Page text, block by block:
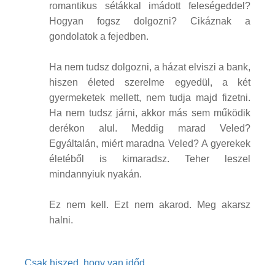
romantikus sétákkal imádott feleségeddel?
Hogyan fogsz dolgozni? Cikáznak a
gondolatok a fejedben.
Ha nem tudsz dolgozni, a házat elviszi a bank,
hiszen életed szerelme egyedül, a két
gyermeketek mellett, nem tudja majd fizetni.
Ha nem tudsz járni, akkor más sem működik
derékon alul. Meddig marad Veled?
Egyáltalán, miért maradna Veled? A gyerekek
életéből is kimaradsz. Teher leszel
mindannyiuk nyakán.
Ez nem kell. Ezt nem akarod. Meg akarsz
halni.